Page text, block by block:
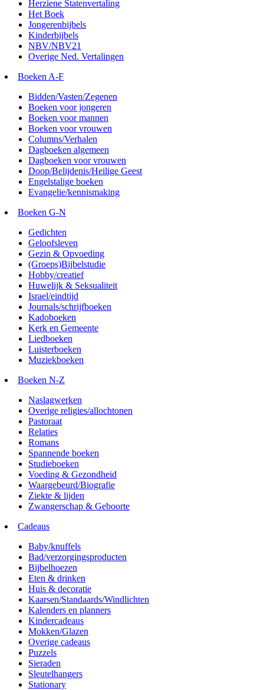
Herziene Statenvertaling
Het Boek
Jongerenbijbels
Kinderbijbels
NBV/NBV21
Overige Ned. Vertalingen
Boeken A-F
Bidden/Vasten/Zegenen
Boeken voor jongeren
Boeken voor mannen
Boeken voor vrouwen
Columns/Verhalen
Dagboeken algemeen
Dagboeken voor vrouwen
Doop/Belijdenis/Heilige Geest
Engelstalige boeken
Evangelie/kennismaking
Boeken G-N
Gedichten
Geloofsleven
Gezin & Opvoeding
(Groeps)Bijbelstudie
Hobby/creatief
Huwelijk & Seksualiteit
Israel/eindtijd
Journals/schrijfboeken
Kadoboeken
Kerk en Gemeente
Liedboeken
Luisterboeken
Muziekboeken
Boeken N-Z
Naslagwerken
Overige religies/allochtonen
Pastoraat
Relaties
Romans
Spannende boeken
Studieboeken
Voeding & Gezondheid
Waargebeurd/Biografie
Ziekte & lijden
Zwangerschap & Geboorte
Cadeaus
Baby/knuffels
Bad/verzorgingsproducten
Bijbelhoezen
Eten & drinken
Huis & decoratie
Kaarsen/Standaards/Windlichten
Kalenders en planners
Kindercadeaus
Mokken/Glazen
Overige cadeaus
Puzzels
Sieraden
Sleutelhangers
Stationary